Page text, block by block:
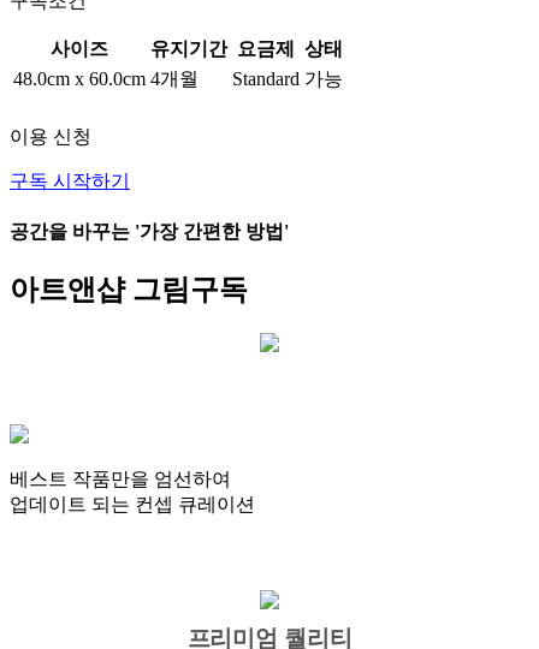
사이즈 유지기간 요금제
상태
48.0cm x 60.0cm 4개월 Standard 가능
이용 신청
구독 시작하기
공간을 바꾸는 '가장 간편한 방법'
아트앤샵 그림구독
베스트 작품만을 엄선하여
업데이트 되는 컨셉 큐레이션
프리미엄 퀄리티